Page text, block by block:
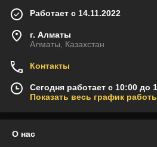
Работает с 14.11.2022
г. Алматы
Алматы, Казахстан
Контакты
Сегодня работает с 10:00 до
Показать весь график
О нас